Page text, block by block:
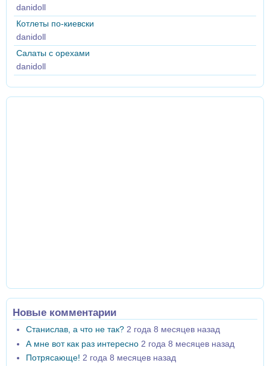
danidoll
Котлеты по-киевски
danidoll
Салаты с орехами
danidoll
Новые комментарии
Станислав, а что не так? 2 года 8 месяцев назад
А мне вот как раз интересно 2 года 8 месяцев назад
Потрясающе! 2 года 8 месяцев назад